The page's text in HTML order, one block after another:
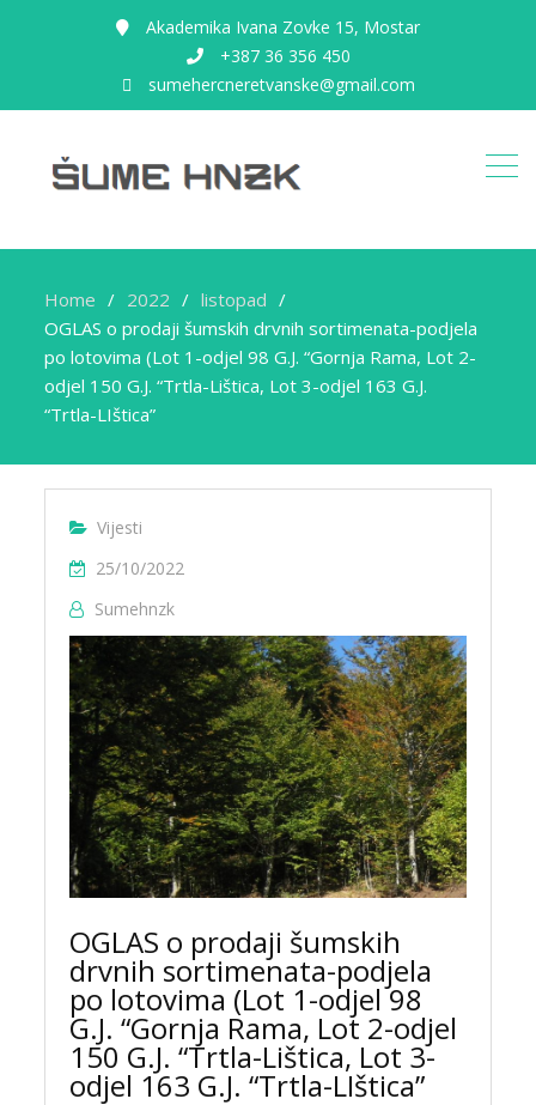
Akademika Ivana Zovke 15, Mostar
+387 36 356 450
sumehercneretvanske@gmail.com
Home 2022
listopad
OGLAS o prodaji šumskih drvnih sortimenata-podjela
po lotovima (Lot 1-odjel 98 G.J. “Gornja Rama, Lot 2-
odjel 150 G.J. “Trtla-Lištica, Lot 3-odjel 163 G.J.
“Trtla-LIštica”
Vijesti
25/10/2022
Sumehnzk
OGLAS o prodaji šumskih
drvnih sortimenata-podjela
po lotovima (Lot 1-odjel 98
G.J. “Gornja Rama, Lot 2-odjel
150 G.J. “Trtla-Lištica, Lot 3-
odjel 163 G.J. “Trtla-LIštica”